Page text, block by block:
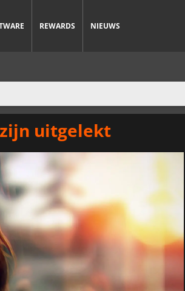
REWARDS NIEUWS
uitgelekt